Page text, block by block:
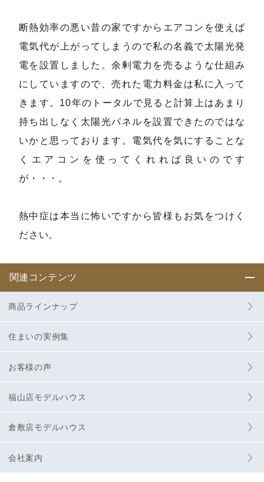
断熱効率の悪い昔の家ですからエアコンを使えば
電気代が上がってしまうので私の名義で太陽光発
電を設置しました。余剰電力を売るような仕組み
にしていますので、売れた電力料金は私に入って
きます。10年のトータルで見ると計算上はあまり
持ち出しなく太陽光パネルを設置できたのではな
いかと思っております。電気代を気にすることな
くエアコンを使ってくれれば良いのです
が・・・。
熱中症は本当に怖いですから皆様もお気をつけく
ださい。
関連コンテンツ
商品ラインナップ
住まいの実例集
お客様の声
福山店モデルハウス
倉敷店モデルハウス
会社案内